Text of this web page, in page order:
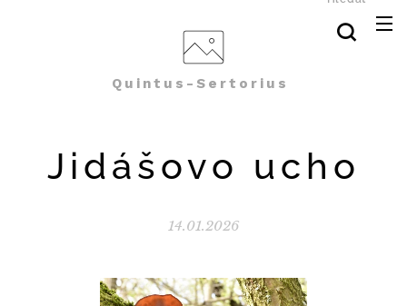
Quintus-Sertorius
Jidášovo ucho
14.01.2026